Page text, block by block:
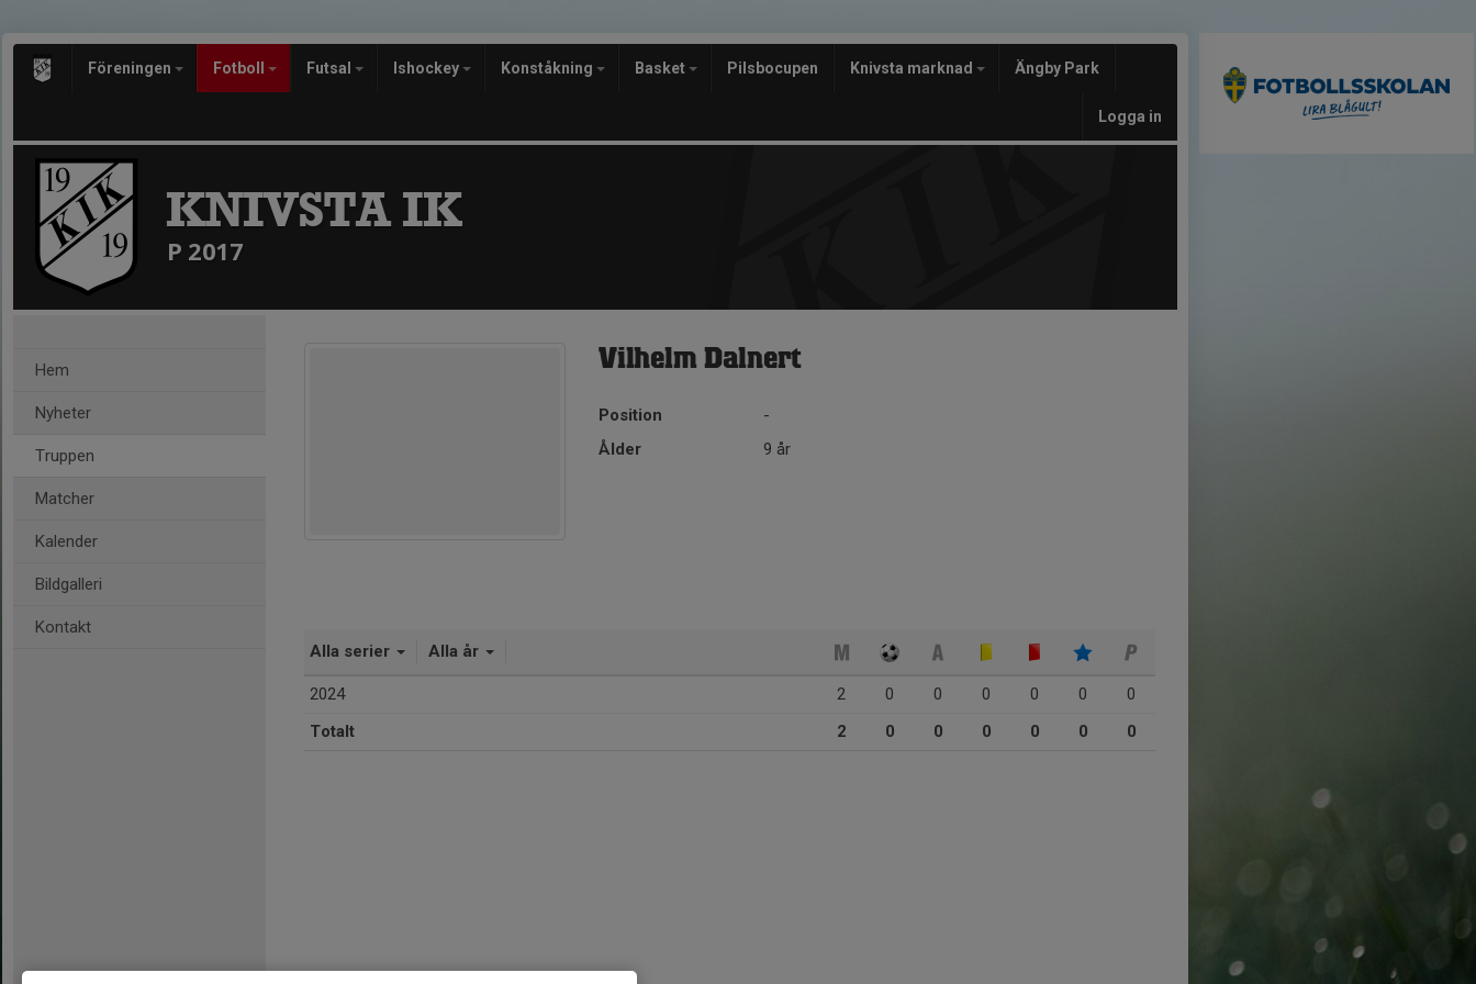
Föreningen Fotboll Futsal Ishockey Konståkning Basket Pilsbocupen Knivsta marknad Ängby Park
Logga in
KNIVSTA IK
P 2017
Hem
Nyheter
Truppen
Matcher
Kalender
Bildgalleri
Kontakt
Vilhelm Dalnert
Position
-
Ålder
9 år
Alla serier Alla år
2024 2 0 0 0 0 0
0
Totalt
2 0 0 0 0 0 0